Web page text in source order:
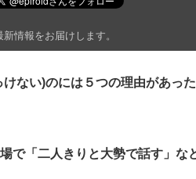
新情報をお届けします。
ない)のには５つの理由があっ
で「二人きりと大勢で話す」な